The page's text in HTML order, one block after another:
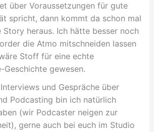
über Voraussetzungen für gute
spricht, dann kommt da schon mal
Story heraus. Ich hätte besser noch
die Atmo mitschneiden lassen
Stoff für eine echte
Geschichte gewesen.
und Gespräche über
Podcasting bin ich natürlich
(wir Podcaster neigen zur
gerne auch bei euch im Studio